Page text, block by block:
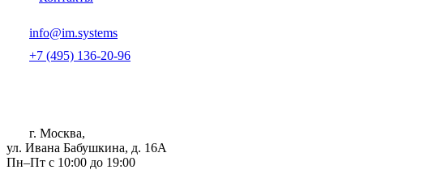
info@im.systems
+7 (495) 136-20-96
г. Москва,
ул. Ивана Бабушкина, д. 16А
Пн–Пт с 10:00 до 19:00